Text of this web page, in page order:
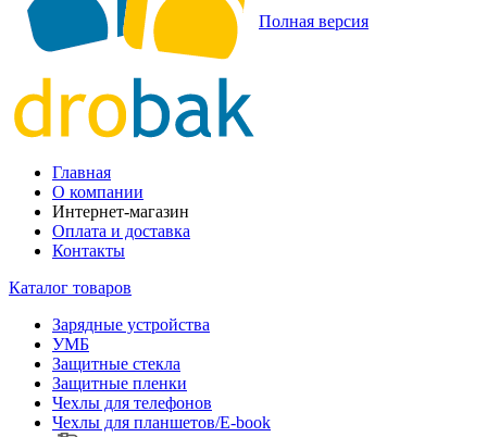
Полная версия
Главная
О компании
Интернет-магазин
Оплата и доставка
Контакты
Каталог товаров
Зарядные устройства
УМБ
Защитные стекла
Защитные пленки
Чехлы для телефонов
Чехлы для планшетов/E-book